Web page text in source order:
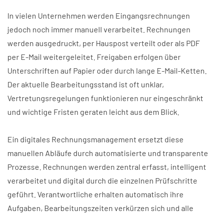
In vielen Unternehmen werden Eingangsrechnungen
jedoch noch immer manuell verarbeitet. Rechnungen
werden ausgedruckt, per Hauspost verteilt oder als PDF
per E-Mail weitergeleitet. Freigaben erfolgen über
Unterschriften auf Papier oder durch lange E-Mail-Ketten.
Der aktuelle Bearbeitungsstand ist oft unklar,
Vertretungsregelungen funktionieren nur eingeschränkt
und wichtige Fristen geraten leicht aus dem Blick.
Ein digitales Rechnungsmanagement ersetzt diese
manuellen Abläufe durch automatisierte und transparente
Prozesse. Rechnungen werden zentral erfasst, intelligent
verarbeitet und digital durch die einzelnen Prüfschritte
geführt. Verantwortliche erhalten automatisch ihre
Aufgaben, Bearbeitungszeiten verkürzen sich und alle